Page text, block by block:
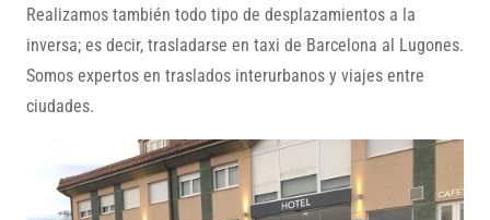
Realizamos también todo tipo de desplazamientos a la
inversa; es decir, trasladarse en taxi de Barcelona al Lugones.
Somos expertos en traslados interurbanos y viajes entre
ciudades.